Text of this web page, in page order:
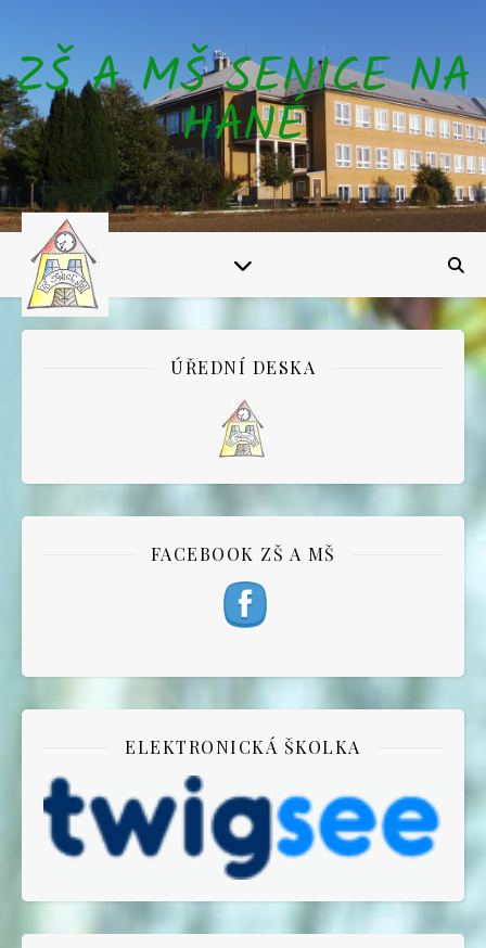
ZŠ A MŠ SENICE NA
HANÉ
ÚŘEDNÍ DESKA
FACEBOOK ZŠ A MŠ
ELEKTRONICKÁ ŠKOLKA